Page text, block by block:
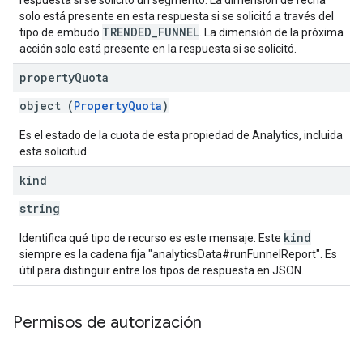
solo está presente en esta respuesta si se solicitó a través del
tipo de embudo TRENDED_FUNNEL . La dimensión de la próxima
acción solo está presente en la respuesta si se solicitó.
propertyQuota
object (PropertyQuota)
Es el estado de la cuota de esta propiedad de Analytics, incluida
esta solicitud.
kind
string
Identifica qué tipo de recurso es este mensaje. Este kind
siempre es la cadena fija "analyticsData#runFunnelReport". Es
útil para distinguir entre los tipos de respuesta en JSON.
Permisos de autorización